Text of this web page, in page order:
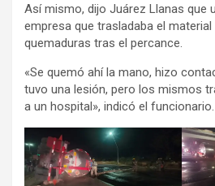
Así mismo, dijo Juárez Llanas que
empresa que trasladaba el
quemaduras tras el percance.
«Se quemó ahí la mano, hizo
tuvo una lesión, pero los mismos
a un hospital», indicó el funcionario.